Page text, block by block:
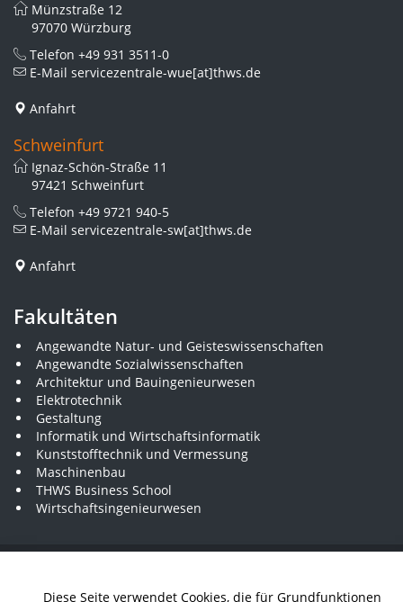
Diese Seite verwendet Cookies, die für Grundfunktionen
Münzstraße 12
97070 Würzburg
Telefon +49 931 3511-0
E-Mail servicezentrale-wue[at]thws.de
Anfahrt
Schweinfurt
Ignaz-Schön-Straße 11
97421 Schweinfurt
Telefon +49 9721 940-5
E-Mail servicezentrale-sw[at]thws.de
Anfahrt
Fakultäten
Angewandte Natur- und Geisteswissenschaften
Angewandte Sozialwissenschaften
Architektur und Bauingenieurwesen
Elektrotechnik
Gestaltung
Informatik und Wirtschaftsinformatik
Kunststofftechnik und Vermessung
Maschinenbau
THWS Business School
Wirtschaftsingenieurwesen
Instagram YouTube LinkedIn